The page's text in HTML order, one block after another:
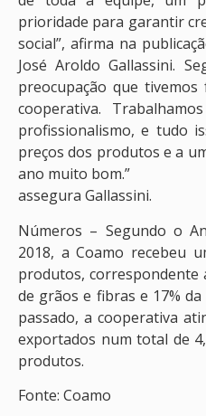
prioridade para garantir
social”, afirma na
José Aroldo Gallassini.
preocupação que
cooperativa.
profissionalismo, e tudo
preços dos produtos e a
ano muito bom.”
assegura Gallassini.
Números – Segundo o
2018, a Coamo recebeu
produtos, correspondente
de grãos e fibras e 17%
passado, a cooperativa
exportados num total de
produtos.
Fonte: Coamo